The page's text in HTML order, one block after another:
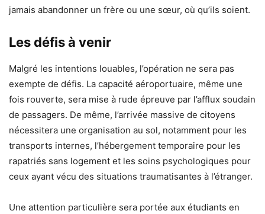
jamais abandonner un frère ou une sœur, où qu’ils soient.
Les défis à venir
Malgré les intentions louables, l’opération ne sera pas
exempte de défis. La capacité aéroportuaire, même une
fois rouverte, sera mise à rude épreuve par l’afflux soudain
de passagers. De même, l’arrivée massive de citoyens
nécessitera une organisation au sol, notamment pour les
transports internes, l’hébergement temporaire pour les
rapatriés sans logement et les soins psychologiques pour
ceux ayant vécu des situations traumatisantes à l’étranger.
Une attention particulière sera portée aux étudiants en